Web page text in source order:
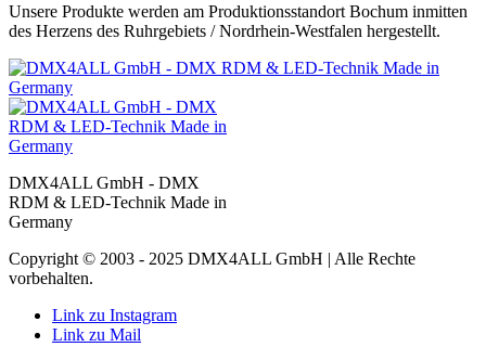
Unsere Produkte werden am Produktionsstandort Bochum inmitten
des Herzens des Ruhrgebiets / Nordrhein-Westfalen hergestellt.
DMX4ALL GmbH - DMX
RDM & LED-Technik Made in
Germany
Copyright © 2003 - 2025 DMX4ALL GmbH | Alle Rechte
vorbehalten.
Link zu Instagram
Link zu Mail